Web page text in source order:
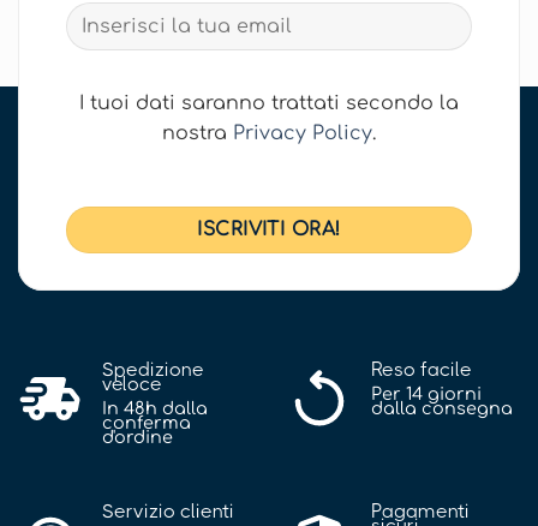
I tuoi dati saranno trattati secondo la
nostra Privacy Policy.
Spedizione
veloce
In 48h dalla
conferma
d'ordine
Reso facile
Per 14 giorni
dalla consegna
Servizio clienti Pagamenti